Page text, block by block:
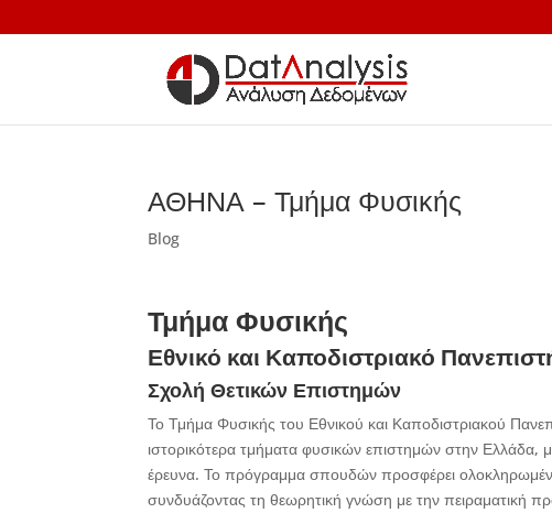
ΑΘΗΝΑ – Τμήμα Φυσικής
Blog
Τμήμα Φυσικής
Εθνικό και Καποδιστριακό
Σχολή Θετικών Επιστημών
Το Τμήμα Φυσικής του Εθνικού και Καποδιστριακού
ιστορικότερα τμήματα φυσικών επιστημών στην Ελλάδα,
έρευνα. Το πρόγραμμα σπουδών προσφέρει
συνδυάζοντας τη θεωρητική γνώση με την πειραματική